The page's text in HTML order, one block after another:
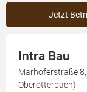
Jetzt
Intra Bau
Marhöferstraße
Oberotterbach)